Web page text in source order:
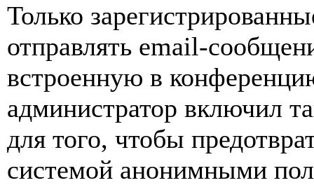
Только
отправлять email-
встроенную в
администратор включил
для того, чтобы
системой анонимными